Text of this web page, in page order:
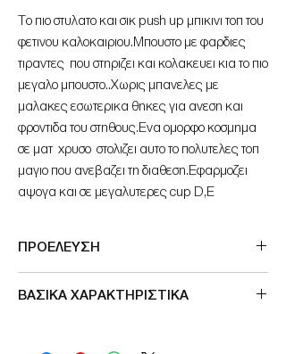
To πιο στυλατο και σικ push up μπικινι τοπ του
φετινου καλοκαιριου.Μπουστο με φαρδιες
τιραντες που στηριζει και κολακευει κια το πιο
μεγαλο μπουστο..Χωρις μπανελες με
μαλακες εσωτερικα θηκες για ανεση και
φροντιδα του στηθους.Eνα ομορφο κοσμημα
σε ματ χρυσο στολιζει αυτο το πολυτελες τοπ
μαγιο που ανεβαζει τη διαθεση.Εφαρμοζει
αψογα και σε μεγαλυτερες cup D,E
ΠΡΟΕΛΕΥΣΗ
ΒΑΣΙΚΑ ΧΑΡΑΚΤΗΡΙΣΤΙΚΑ